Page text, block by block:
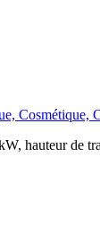
Cosmétique,
hauteur